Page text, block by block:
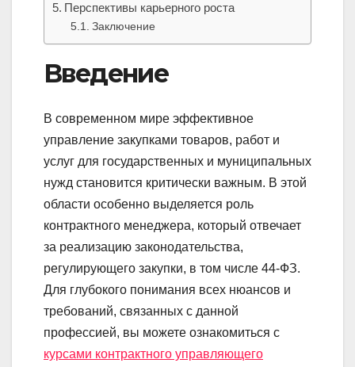
Перспективы карьерного роста
Заключение
Введение
В современном мире эффективное
управление закупками товаров, работ и
услуг для государственных и муниципальных
нужд становится критически важным. В этой
области особенно выделяется роль
контрактного менеджера, который отвечает
за реализацию законодательства,
регулирующего закупки, в том числе 44-ФЗ.
Для глубокого понимания всех нюансов и
требований, связанных с данной
профессией, вы можете ознакомиться с
курсами контрактного управляющего